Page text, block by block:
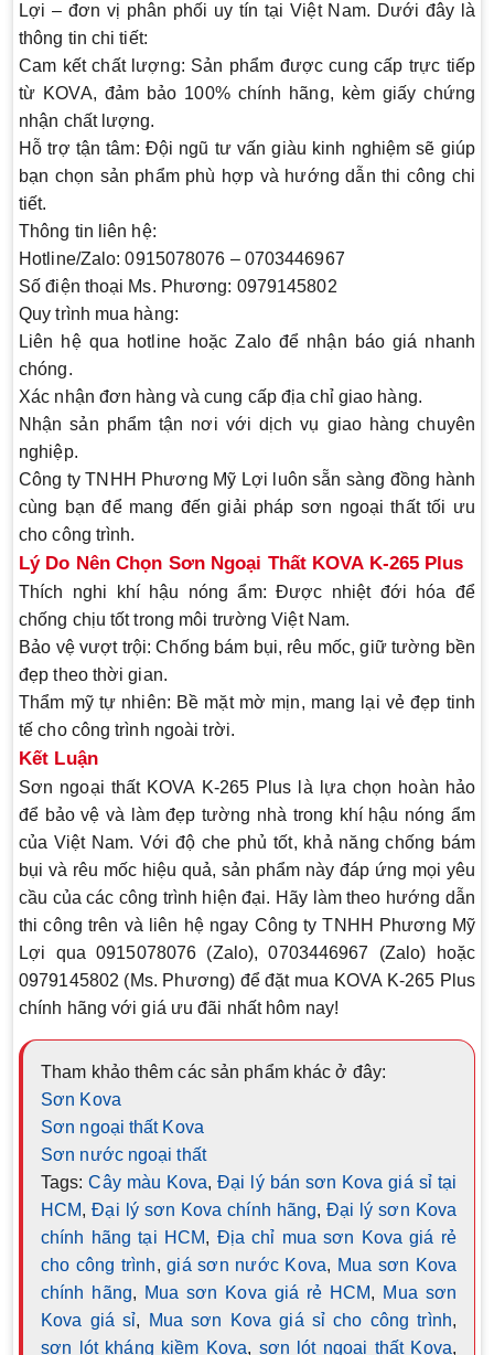
Lợi – đơn vị phân phối uy tín tại Việt Nam. Dưới đây là
thông tin chi tiết:
Cam kết chất lượng: Sản phẩm được cung cấp trực tiếp
từ KOVA, đảm bảo 100% chính hãng, kèm giấy chứng
nhận chất lượng.
Hỗ trợ tận tâm: Đội ngũ tư vấn giàu kinh nghiệm sẽ giúp
bạn chọn sản phẩm phù hợp và hướng dẫn thi công chi
tiết.
Thông tin liên hệ:
Hotline/Zalo: 0915078076 – 0703446967
Số điện thoại Ms. Phương: 0979145802
Quy trình mua hàng:
Liên hệ qua hotline hoặc Zalo để nhận báo giá nhanh
chóng.
Xác nhận đơn hàng và cung cấp địa chỉ giao hàng.
Nhận sản phẩm tận nơi với dịch vụ giao hàng chuyên
nghiệp.
Công ty TNHH Phương Mỹ Lợi luôn sẵn sàng đồng hành
cùng bạn để mang đến giải pháp sơn ngoại thất tối ưu
cho công trình.
Lý Do Nên Chọn Sơn Ngoại Thất KOVA K-265 Plus
Thích nghi khí hậu nóng ẩm: Được nhiệt đới hóa để
chống chịu tốt trong môi trường Việt Nam.
Bảo vệ vượt trội: Chống bám bụi, rêu mốc, giữ tường bền
đẹp theo thời gian.
Thẩm mỹ tự nhiên: Bề mặt mờ mịn, mang lại vẻ đẹp tinh
tế cho công trình ngoài trời.
Kết Luận
Sơn ngoại thất KOVA K-265 Plus là lựa chọn hoàn hảo
để bảo vệ và làm đẹp tường nhà trong khí hậu nóng ẩm
của Việt Nam. Với độ che phủ tốt, khả năng chống bám
bụi và rêu mốc hiệu quả, sản phẩm này đáp ứng mọi yêu
cầu của các công trình hiện đại. Hãy làm theo hướng dẫn
thi công trên và liên hệ ngay Công ty TNHH Phương Mỹ
Lợi qua0915078076 (Zalo),0703446967 (Zalo) hoặc
0979145802 (Ms. Phương) để đặt mua KOVA K-265 Plus
chính hãng với giá ưu đãi nhất hôm nay!
Tham khảo thêm các sản phẩm khác ở đây:
Sơn Kova
Sơn ngoại thất Kova
Sơn nước ngoại thất
Tags: Cây màu Kova,Đại lý bán sơn Kova giá sỉ tại
HCM,Đại lý sơn Kova chính hãng,Đại lý sơn Kova
chính hãng tại HCM, Địa chỉ mua sơn Kova giá rẻ
cho công trình,giá sơn nước Kova, Mua sơn Kova
chính hãng, Mua sơn Kova giá rẻ HCM, Mua sơn
Kova giá sỉ, Mua sơn Kova giá sỉ cho công trình,
sơn lót kháng kiềm Kova, sơn lót ngoại thất Kova,